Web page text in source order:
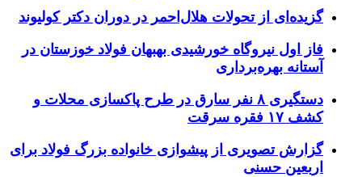
گزیده‌ای از تحولات هلال‌احمر در دوران دکتر کولیوند
فاز اول نیروگاه خورشیدی بهبهان فولاد خوزستان در
آستانه بهره‌برداری
دستگیری ۸ نفر سارق در طرح پاکسازی محلات و
کشف ۱۷ فقره سرقت
گزارش تصویری از پیشوازی خانواده بزرگ فولاد برای
اربعین حسنی